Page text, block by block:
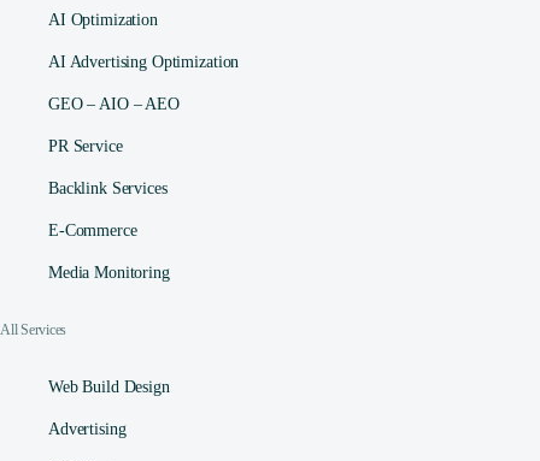
AI Optimization
AI Advertising Optimization
GEO – AIO – AEO
PR Service
Backlink Services
E-Commerce
Media Monitoring
All Services
Web Build Design
Advertising